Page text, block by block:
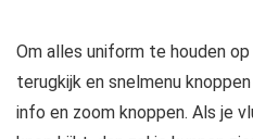
Om alles uniform te houden
terugkijk en snelmenu
info en zoom knoppen. Als je